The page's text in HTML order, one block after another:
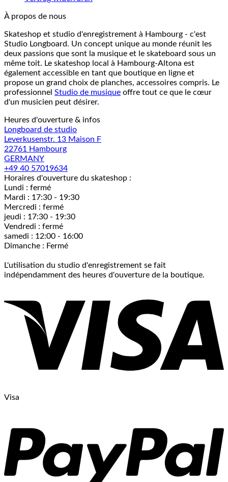
À propos de nous
Skateshop et studio d'enregistrement à Hambourg - c'est
Studio Longboard. Un concept unique au monde réunit les
deux passions que sont la musique et le skateboard sous un
même toit. Le skateshop local à Hambourg-Altona est
également accessible en tant que boutique en ligne et
propose un grand choix de planches, accessoires compris. Le
professionnel Studio de musique offre tout ce que le cœur
d'un musicien peut désirer.
Heures d'ouverture & infos
Longboard de studio
Leverkusenstr. 13 Maison F
22761 Hambourg
GERMANY
+49 40 57019634
Horaires d'ouverture du skateshop :
Lundi : fermé
Mardi : 17:30 - 19:30
Mercredi : fermé
jeudi : 17:30 - 19:30
Vendredi : fermé
samedi : 12:00 - 16:00
Dimanche : Fermé
L'utilisation du studio d'enregistrement se fait
indépendamment des heures d'ouverture de la boutique.
Visa